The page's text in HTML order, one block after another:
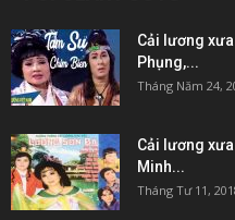
Cải lương
Phụng,...
Tháng Năm 24,
Cải lương
Minh...
Tháng Tư 11,